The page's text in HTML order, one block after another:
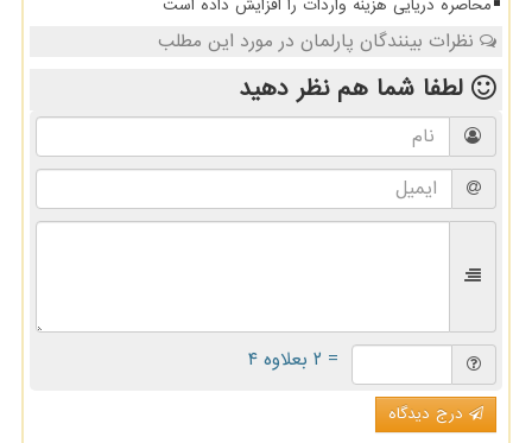
محاصره دریایی هزینه واردات را افزایش داده است
نظرات بینندگان پارلمان در مورد این مطلب
لطفا شما همنظر دهید
= ۲ بعلاوه ۴
درج دیدگاه